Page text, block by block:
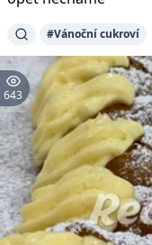
#Vánoční cukroví
643